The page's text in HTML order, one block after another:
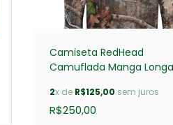
Camiseta RedHead
Camuflada Manga Longa
2x de R$125,00 sem juros
R$250,00